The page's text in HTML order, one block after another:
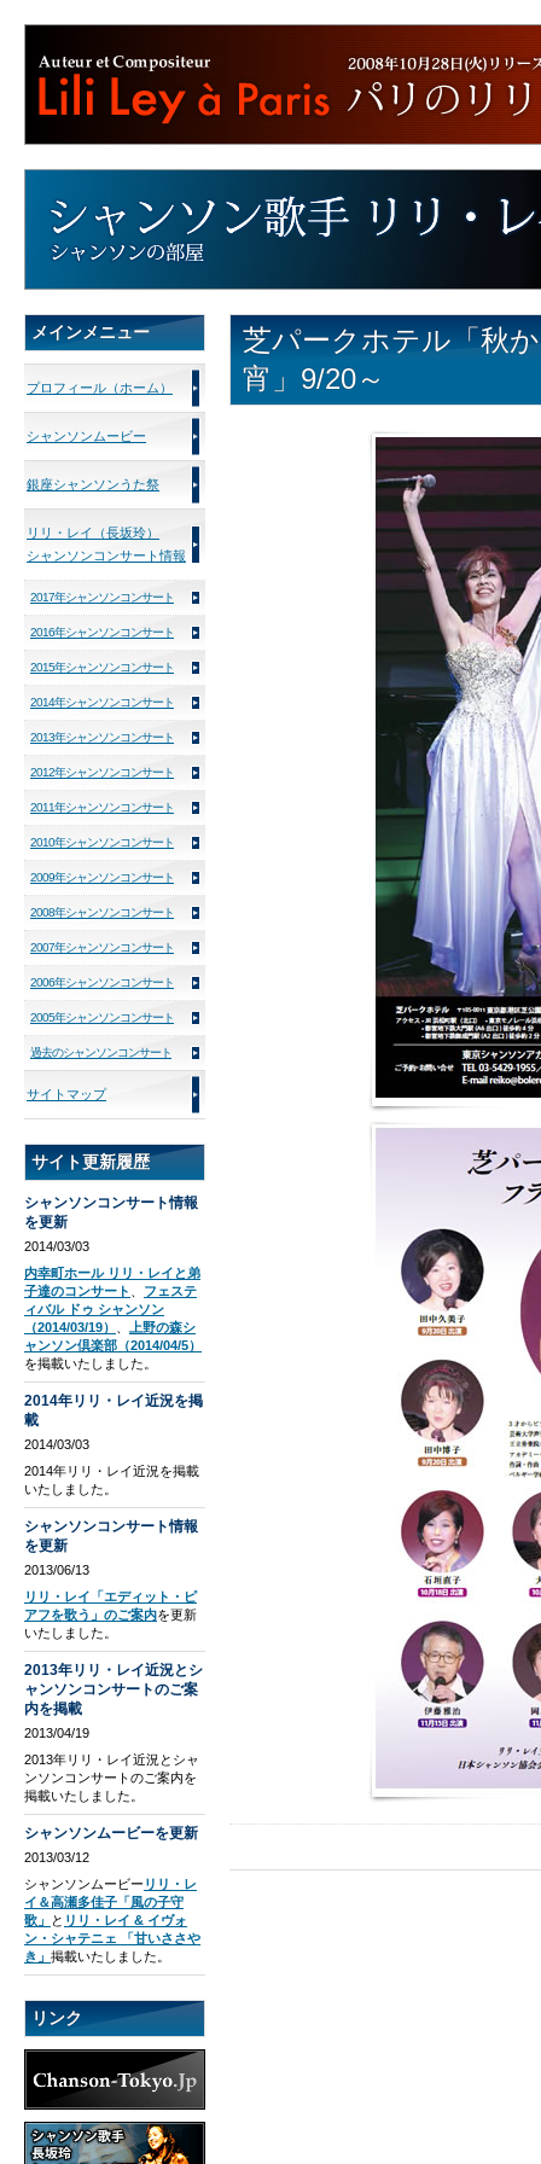
芝パークホテル「秋
宵」9/20～
メインメニュー
プロフィール（ホーム）
シャンソンムービー
銀座シャンソンうた祭
リリ・レイ（長坂玲）
シャンソンコンサート情報
2017年シャンソンコンサート
2016年シャンソンコンサート
2015年シャンソンコンサート
2014年シャンソンコンサート
2013年シャンソンコンサート
2012年シャンソンコンサート
2011年シャンソンコンサート
2010年シャンソンコンサート
2009年シャンソンコンサート
2008年シャンソンコンサート
2007年シャンソンコンサート
2006年シャンソンコンサート
2005年シャンソンコンサート
過去のシャンソンコンサート
サイトマップ
サイト更新履歴
シャンソンコンサート情報
を更新
2014/03/03
内幸町ホール リリ・レイと弟
子達のコンサート
フェステ
ィバル ドゥ シャンソン
（2014/03/19）
上野の森シ
ャンソン倶楽部（2014/04/5）
を掲載いたしました。
2014年リリ・レイ近況を掲
載
2014/03/03
2014年リリ・レイ近況を掲載
いたしました。
シャンソンコンサート情報
を更新
2013/06/13
リリ・レイ「エディット・ピ
アフを歌う」のご案内を更新
いたしました。
2013年リリ・レイ近況とシ
ャンソンコンサートのご案
内を掲載
2013/04/19
2013年リリ・レイ近況とシャ
ンソンコンサートのご案内を
掲載いたしました。
シャンソンムービーを更新
2013/03/12
シャンソンムービー リリ・レ
イ＆高瀬多佳子「風の子守
歌」
と リリ・レイ & イヴォ
ン・シャテニェ 「甘いささや
き」 掲載いたしました。
リンク